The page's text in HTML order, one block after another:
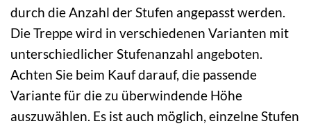
durch die Anzahl der Stufen angepasst werden.
Die Treppe wird in verschiedenen Varianten mit
unterschiedlicher Stufenanzahl angeboten.
Achten Sie beim Kauf darauf, die passende
Variante für die zu überwindende Höhe
auszuwählen. Es ist auch möglich, einzelne Stufen